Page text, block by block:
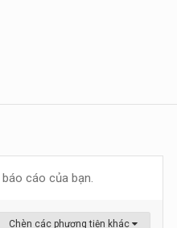
cáo của bạn.
Chèn các phương tiện khác